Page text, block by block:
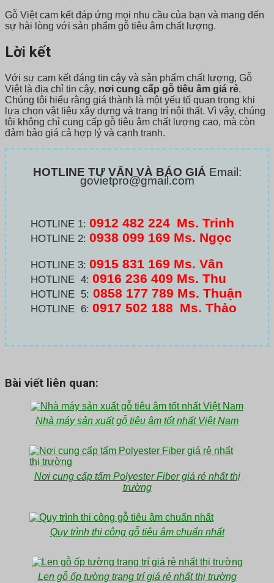
Gỗ Việt cam kết đáp ứng mọi nhu cầu của bạn và mang đến
sự hài lòng với sản phẩm gỗ tiêu âm chất lượng.
Lời kết
Với sự cam kết đáng tin cậy và sản phẩm chất lượng, Gỗ
Việt là địa chỉ tin cậy, nơi cung cấp gỗ tiêu âm giá rẻ.
Chúng tôi hiểu rằng giá thành là một yếu tố quan trọng khi
lựa chọn vật liệu xây dựng và trang trí nội thất. Vì vậy, chúng
tôi không chỉ cung cấp gỗ tiêu âm chất lượng cao, mà còn
đảm bảo giá cả hợp lý và cạnh tranh.
HOTLINE TƯ VẤN VÀ BÁO GIÁ Email:
govietpro@gmail.com
HOTLINE 1: 0912 482 224 Ms. Trinh
HOTLINE 2: 0938 099 169 Ms. Ngọc
HOTLINE 3: 0915 831 169 Ms. Vân
HOTLINE 4: 0916 236 409 Ms. Thu
HOTLINE 5: 0858 177 789 Ms. Thuận
HOTLINE 6: 0917 502 188 Ms. Thảo
Bài viết liên quan:
Nhà máy sản xuất gỗ tiêu âm tốt nhất Việt Nam
Nơi cung cấp tấm Polyester Fiber giá rẻ nhất thị
trường
Quy trình thi công gỗ tiêu âm chuẩn nhất
Len gỗ ốp tường trang trí giá rẻ nhất thị trường